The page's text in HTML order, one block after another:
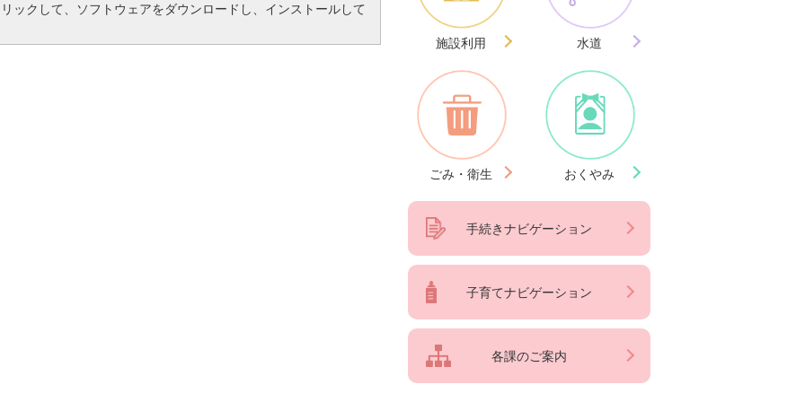
ックして、ソフトウェアをダウンロードし、インストールして
施設利用 水道
ごみ・衛生 おくやみ
手続きナビゲーション
子育てナビゲーション
各課のご案内